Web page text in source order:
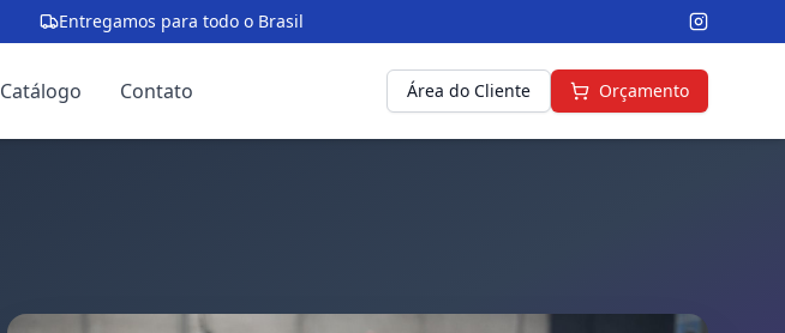
Entregamos para todo o Brasil
Catálogo Contato Área do Cliente Orçamento